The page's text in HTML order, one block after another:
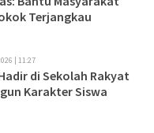
Terjangkau
| 11:27
di Sekolah Rakyat
Karakter Siswa